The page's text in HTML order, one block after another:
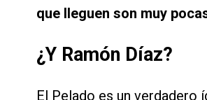
que lleguen son muy
¿Y Ramón Díaz?
El Pelado es un verdadero